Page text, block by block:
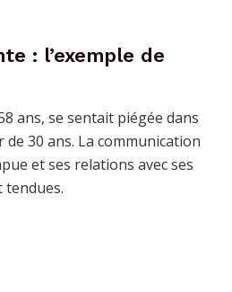
: l’exemple de
ans, se sentait piégée dans
30 ans. La communication
et ses relations avec ses
tendues.